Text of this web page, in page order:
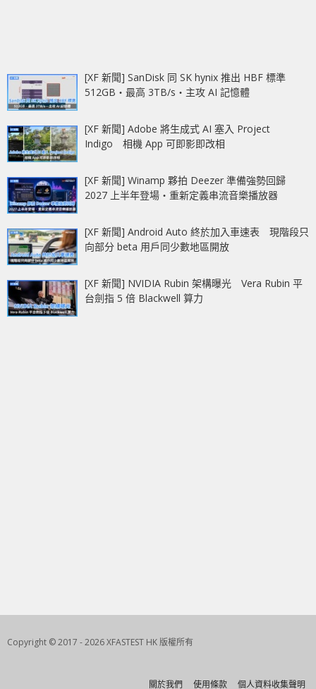
[XF 新聞] SanDisk 同 SK hynix 推出 HBF 標準
512GB‧最高 3TB/s‧主攻 AI 記憶體
[XF 新聞] Adobe 將生成式 AI 塞入 Project
Indigo 相機 App 可即影即改相
[XF 新聞] Winamp 夥拍 Deezer 準備強勢回歸
2027 上半年登場‧重新定義串流音樂播放器
[XF 新聞] Android Auto 終於加入車速表 現階段只
向部分 beta 用戶同少數地區開放
[XF 新聞] NVIDIA Rubin 架構曝光 Vera Rubin 平
台劍指 5 倍 Blackwell 算力
Copyright © 2017 - 2026 XFASTEST HK 版權所有
關於我們 使用條款 個人資料收集聲明